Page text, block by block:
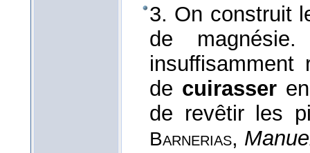
3. On construit
de
insuffisamment
de cuirasser
de revêtir les
Barnerias,